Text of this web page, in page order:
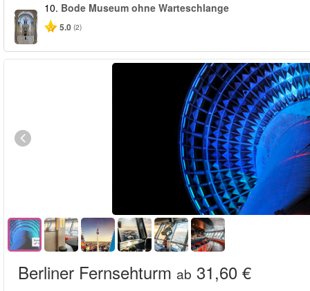
10. Bode Museum ohne Warteschlange
5.0 (2)
Berliner Fernsehturm ab 31,60 €